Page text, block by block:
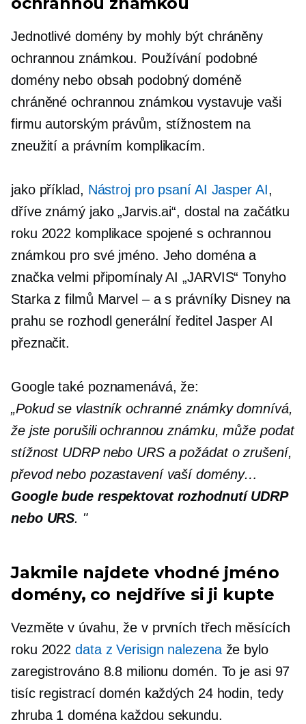
Jednotlivé domény by mohly být chráněny
ochrannou známkou. Používání podobné
domény nebo obsah podobný doméně
chráněné ochrannou známkou vystavuje vaši
firmu autorským právům, stížnostem na
zneužití a právním komplikacím.
jako příklad, Nástroj pro psaní AI Jasper AI,
dříve známý jako „Jarvis.ai“, dostal na začátku
roku 2022 komplikace spojené s ochrannou
známkou pro své jméno. Jeho doména a
značka velmi připomínaly AI „JARVIS“ Tonyho
Starka z filmů Marvel – a s právníky Disney na
prahu se rozhodl generální ředitel Jasper AI
přeznačit.
Google také poznamenává, že:
„Pokud se vlastník ochranné známky domnívá,
že jste porušili ochrannou známku, může podat
stížnost UDRP nebo URS a požádat o zrušení,
převod nebo pozastavení vaší domény…
Google bude respektovat rozhodnutí UDRP
nebo URS. "
Jakmile najdete vhodné jméno
domény, co nejdříve si ji kupte
Vezměte v úvahu, že v prvních třech měsících
roku 2022data z Verisign nalezenaže bylo
zaregistrováno 8.8 milionu domén. To je asi 97
tisíc registrací domén každých 24 hodin, tedy
zhruba 1 doména každou sekundu.